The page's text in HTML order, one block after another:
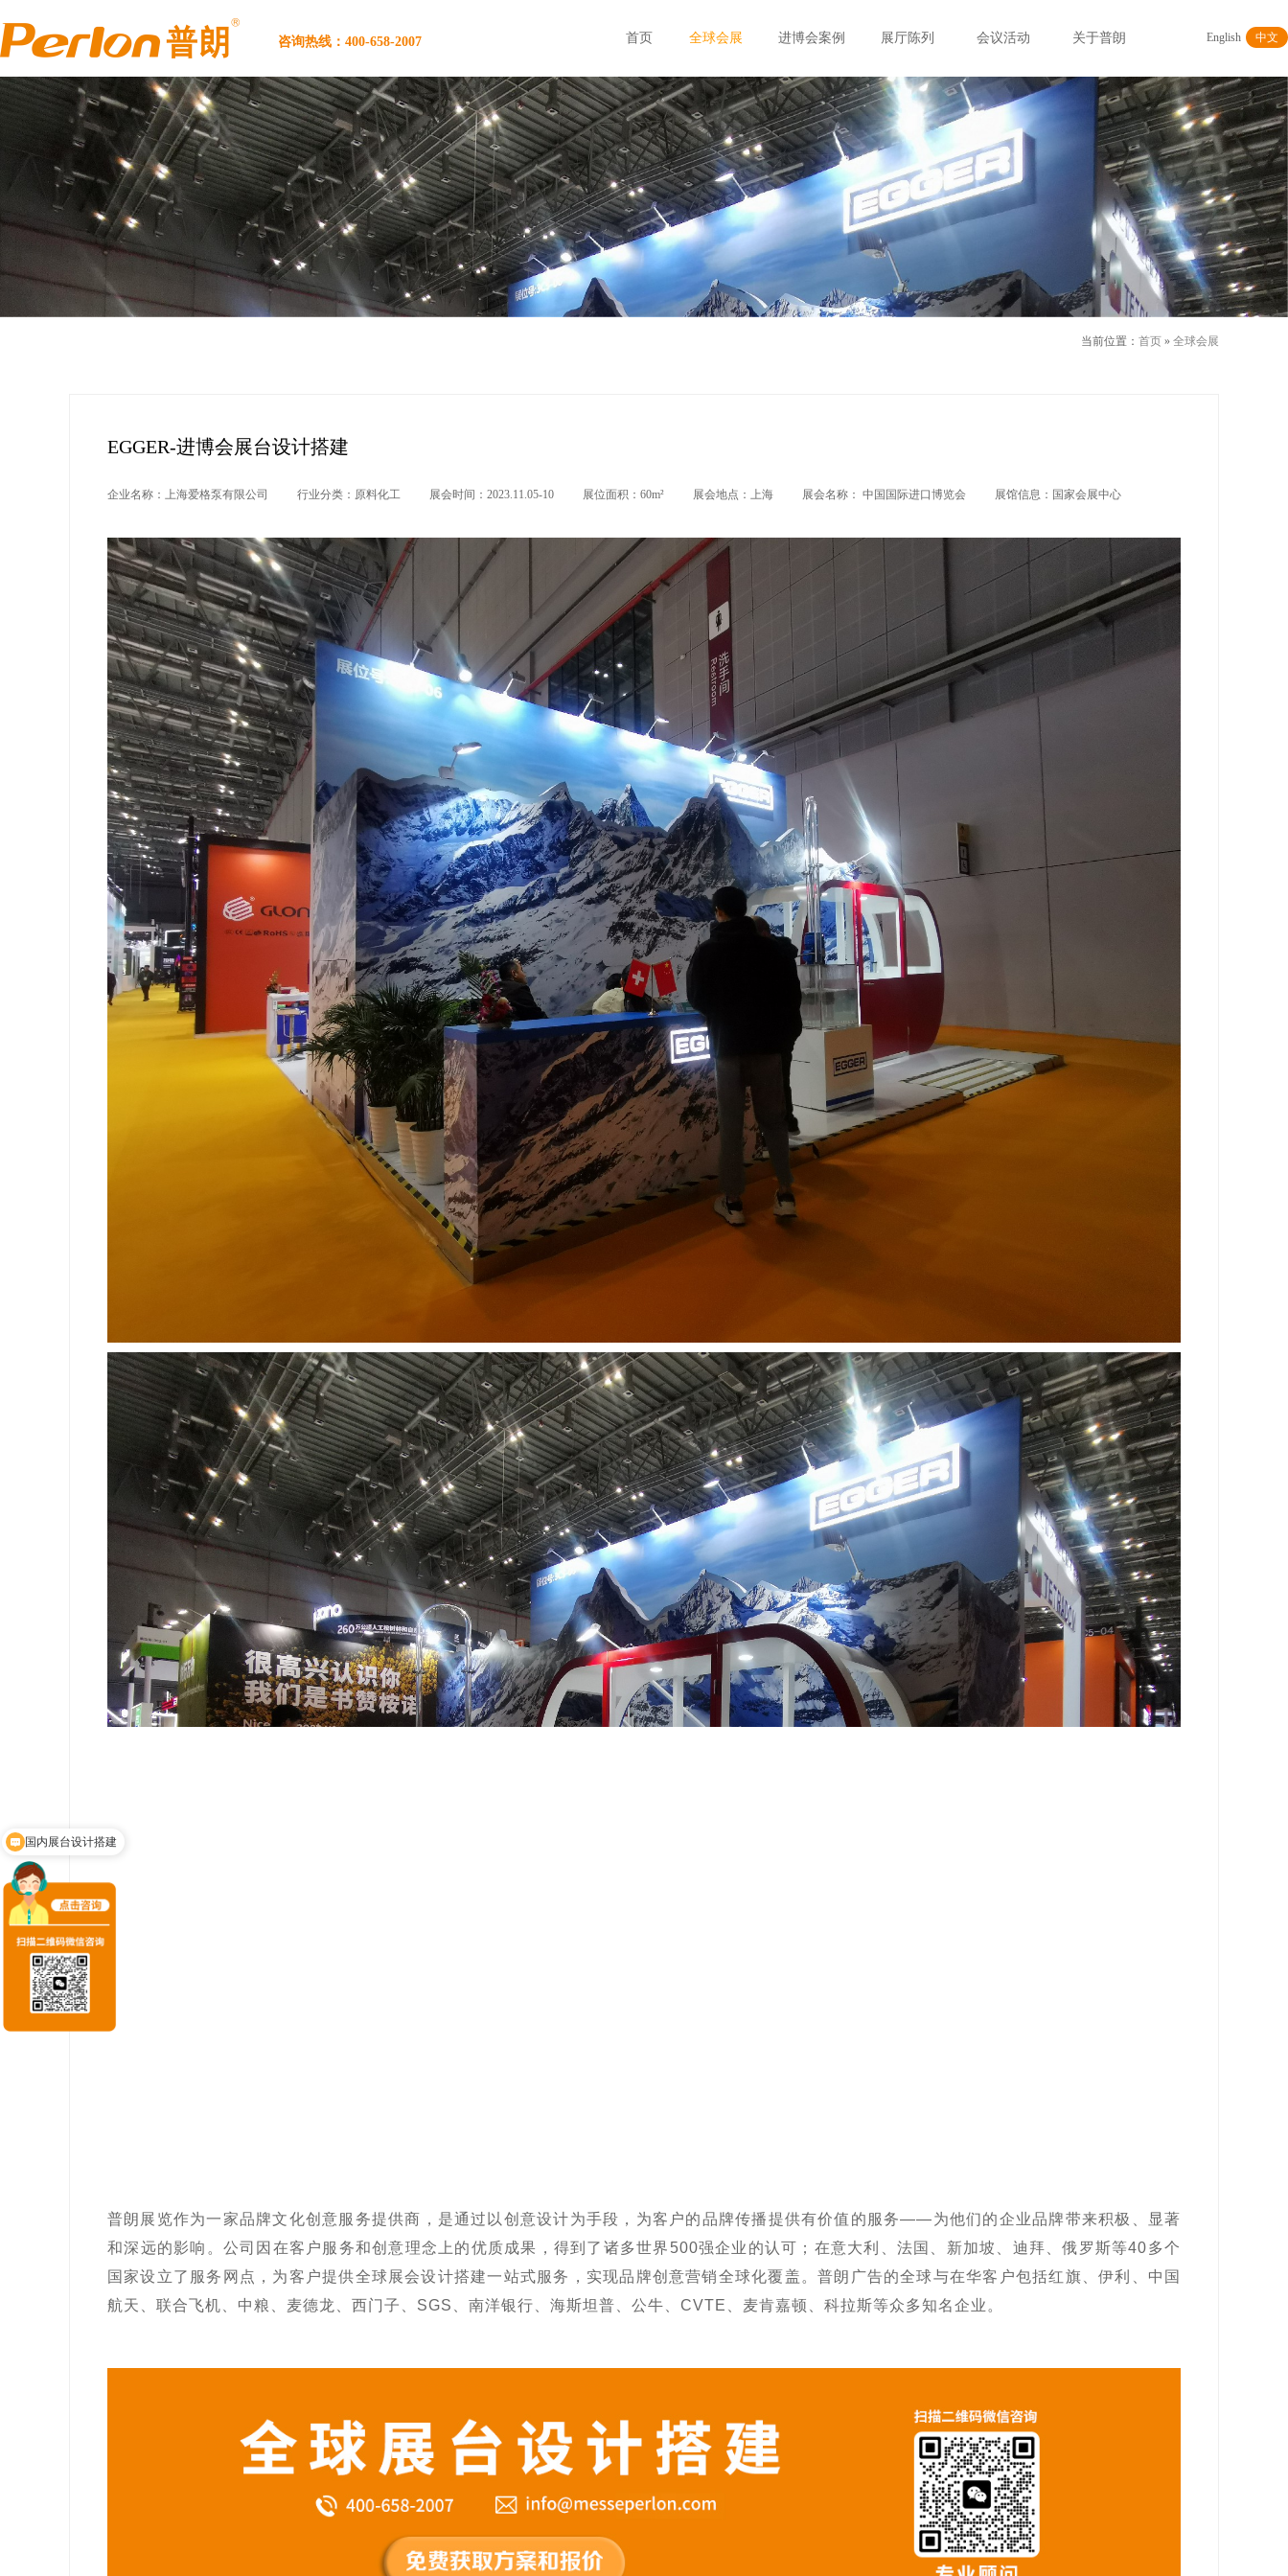
咨询热线：400-658-2007 English 中文
首页 全球会展 进博会案例 展厅陈列 会议活动 关于普朗
当前位置： 首页 » 全球会展
EGGER-进博会展台设计搭建
企业名称：上海爱格泵有限公司 行业分类：原料化工 展会时间：2023.11.05-10 展位面积：60m² 展会地点：上海 展会名称： 中国国际进口博览会 展馆信息：国家会展中心
普朗展览作为一家品牌文化创意服务提供商，是通过以创意设计为手段，为客户的品牌传播提供有价值的服务——为他们的企业品牌带来积极、显著
和深远的影响。公司因在客户服务和创意理念上的优质成果，得到了诸多世界500强企业的认可；在意大利、法国、新加坡、迪拜、俄罗斯等40多个
国家设立了服务网点，为客户提供全球展会设计搭建一站式服务，实现品牌创意营销全球化覆盖。普朗广告的全球与在华客户包括红旗、伊利、中国
航天、联合飞机、中粮、麦德龙、西门子、SGS、南洋银行、海斯坦普、公牛、CVTE、麦肯嘉顿、科拉斯等众多知名企业。
展厅设计施工